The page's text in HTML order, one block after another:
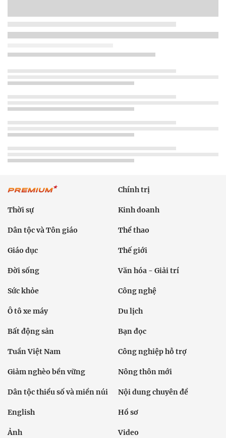
Chính trị
Thời sự Kinh doanh
Dân tộc và Tôn giáo Thể thao
Giáo dục Thế giới
Đời sống Văn hóa - Giải trí
Sức khỏe Công nghệ
Ô tô xe máy Du lịch
Bất động sản Bạn đọc
Tuần Việt Nam Công nghiệp hỗ trợ
Giảm nghèo bền vững Nông thôn mới
Dân tộc thiểu số và miền núi Nội dung chuyên đề
English Hồ sơ
Ảnh Video